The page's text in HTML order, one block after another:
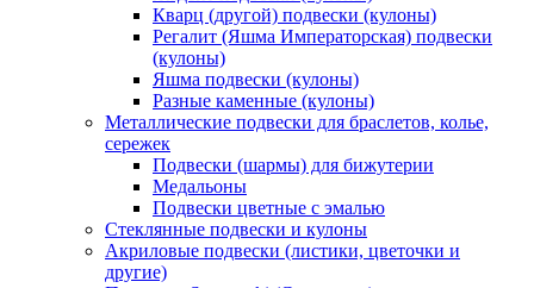
Кварц (другой) подвески (кулоны)
Регалит (Яшма Императорская) подвески
(кулоны)
Яшма подвески (кулоны)
Разные каменные (кулоны)
Металлические подвески для браслетов, колье,
сережек
Подвески (шармы) для бижутерии
Медальоны
Подвески цветные с эмалью
Стеклянные подвески и кулоны
Акриловые подвески (листики, цветочки и
другие)